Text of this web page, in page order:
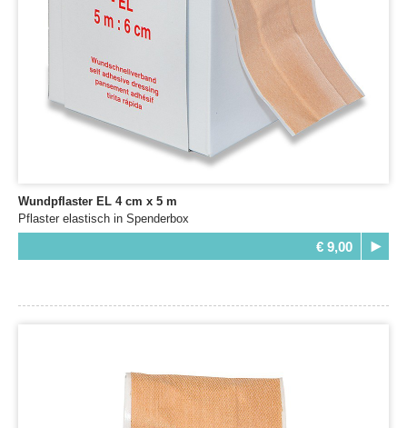
Wundpflaster EL 4 cm x 5 m
Pflaster elastisch in Spenderbox
€ 9,00